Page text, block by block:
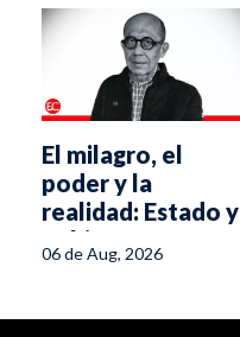
El milagro, el
poder y la
realidad: Estado y
gobierno ante un
experimento
06 de Aug, 2026